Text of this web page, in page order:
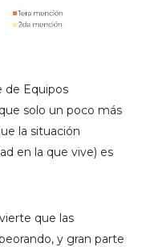
de Equipos
solo un poco más
la situación
en la que vive) es
que las
y gran parte